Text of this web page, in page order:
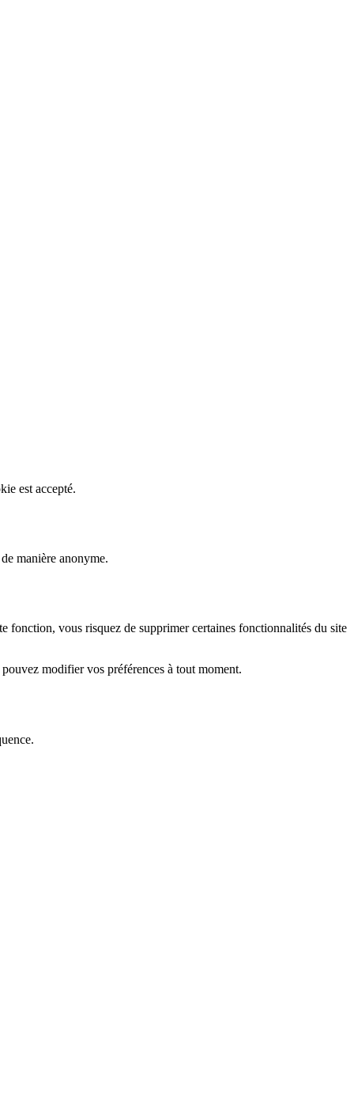
est accepté.
manière anonyme.
fonction, vous risquez de supprimer certaines fonctionnalités du site
modifier vos préférences à tout moment.